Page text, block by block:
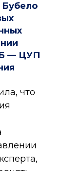
Бубело
— ЦУП
что